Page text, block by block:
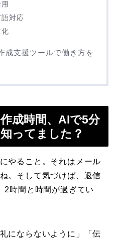
対応
成支援ツールで働き方を
成時間、AIで5分
ってました？
やること。それはメール
。そして気づけば、返信
2時間と時間が過ぎてい
にならないように」「伝